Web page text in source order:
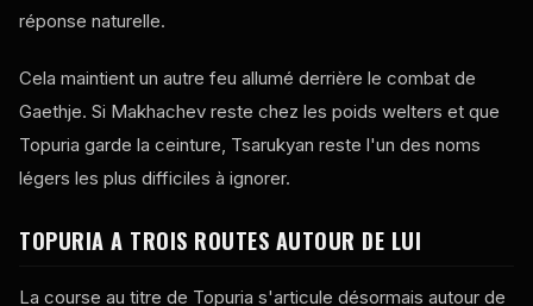
réponse naturelle.
Cela maintient un autre feu allumé derrière le combat de
Gaethje. Si Makhachev reste chez les poids welters et que
Topuria garde la ceinture, Tsarukyan reste l'un des noms
légers les plus difficiles à ignorer.
TOPURIA A TROIS ROUTES AUTOUR DE LUI
La course au titre de Topuria s'articule désormais autour de